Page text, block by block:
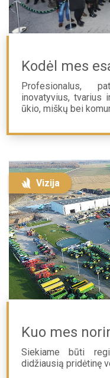
Kodėl mes
Profesionalus,
inovatyvius, tvarius
ūkio, miškų bei
Vizija
Kuo mes
Siekiame būti
didžiausią pridėtinę